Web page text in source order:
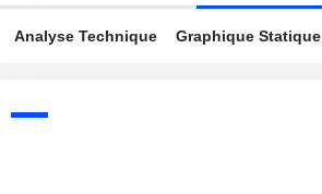
Analyse Technique Graphique Statique